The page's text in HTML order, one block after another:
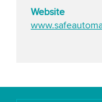
Website